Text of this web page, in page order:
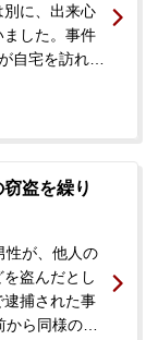
に、出来心
した。事件
自宅を訪れ、
コン3箱（時
店舗側の主張
た。前科前
取調べへの
事務所に来
た。
盗を繰り
性が、他人の
盗んだとし
捕された事
ら同様の犯